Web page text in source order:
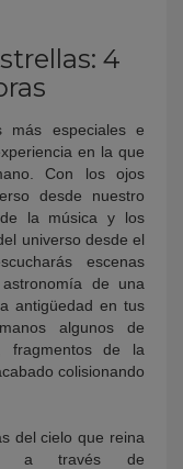
4
especiales e
en la que
Con los ojos
desde nuestro
la música y los
universo desde el
escenas
de una
antigüedad en tus
algunos de
fragmentos de la
colisionando
del cielo que reina
a través de